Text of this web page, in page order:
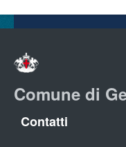
Comune di
Contatti